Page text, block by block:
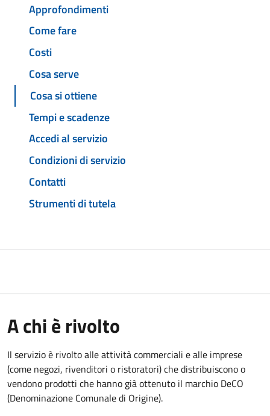
Approfondimenti
Come fare
Costi
Cosa serve
Cosa si ottiene
Tempi e scadenze
Accedi al servizio
Condizioni di servizio
Contatti
Strumenti di tutela
A chi è rivolto
Il servizio è rivolto alle attività commerciali e alle imprese
(come negozi, rivenditori o ristoratori) che distribuiscono o
vendono prodotti che hanno già ottenuto il marchio DeCO
(Denominazione Comunale di Origine).